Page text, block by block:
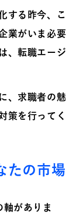
する昨今、こ
業がいま必要
、転職エージ
、求職者の魅
策を行ってく
たの市場
がありま